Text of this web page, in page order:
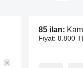
85 ilan:
Fiyat: 8.800